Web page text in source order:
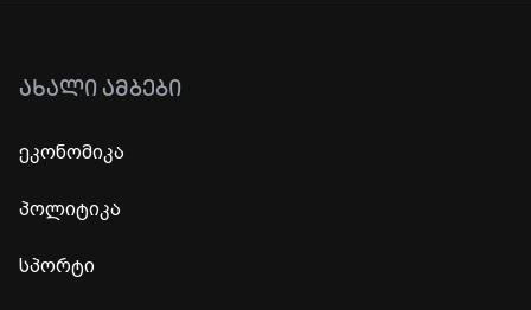
ᲐᲮᲐᲚᲘ ᲐᲛᲑᲔᲑᲘ
ეკონომიკა
პოლიტიკა
სპორტი